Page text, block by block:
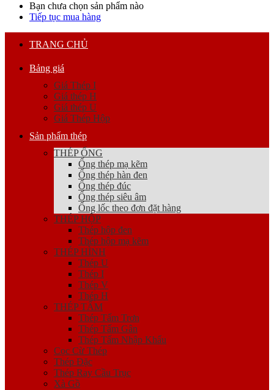
Bạn chưa chọn sản phẩm nào
Tiếp tục mua hàng
TRANG CHỦ
Bảng giá
Giá Thép I
Giá thép H
Giá thép U
Giá Thép Hộp
Sản phẩm thép
THÉP ỐNG
Ống thép mạ kẽm
Ống thép hàn đen
Ống thép đúc
Ống thép siêu âm
Ống lốc theo đơn đặt hàng
THÉP HỘP
Thép hộp đen
Thép hộp mạ kẽm
THÉP HÌNH
Thép U
Thép I
Thép V
Thép H
THÉP TẤM
Thép Tấm Trơn
Thép Tấm Gân
Thép Tấm Nhập Khẩu
Cọc Cừ Thép
Thép Đặc
Thép Ray Cầu Trục
Xà Gồ